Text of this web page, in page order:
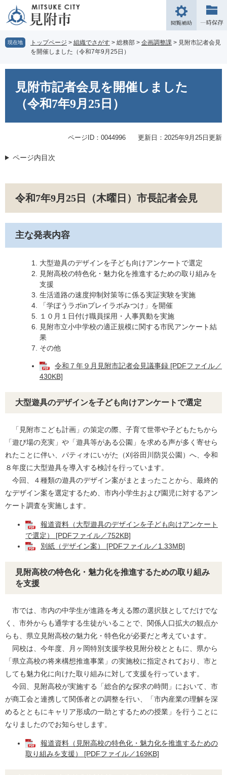
の
先
で
ー
を
ば
へ
閲
覧
補
現在地 トップページ > 組織でさがす > 総務部 > 企画調整課 > 見附市記者会見
を開催しました（令和7年9月25日）
見附市記者会見を開催しました
（令和7年9月25日）
ページID：0044996 更新日：2025年9月25日更新
ページ内目次
令和7年9月25日（木曜日）市長記者会見
主な発表内容
大型遊具のデザインを子ども向けアンケートで選定
見附高校の特色化・魅力化を推進するための取り組みを
支援
生活道路の速度抑制対策等に係る実証実験を実施
「学ぼうラボinプレイラボみつけ」を開催
１０月１日付け職員採用・人事異動を実施
見附市立小中学校の適正規模に関する市民アンケート結
果
その他
令和７年９月見附市記者会見議事録 [PDFファイル／
430KB]
大型遊具のデザインを子ども向けアンケートで選定
「見附市こども計画」の策定の際、子育て世帯や子どもたちから
「遊び場の充実」や「遊具等がある公園」を求める声が多く寄せら
れたことに伴い、パティオにいがた（刈谷田川防災公園）へ、令和
８年度に大型遊具を導入する検討を行っています。
​ 今回、４種類の遊具のデザイン案がまとまったことから、最終的
なデザイン案を選定するため、市内小学生および園児に対するアン
ケート調査を実施します。
報道資料（大型遊具のデザインを子ども向けアンケート
で選定） [PDFファイル／752KB]
別紙（デザイン案） [PDFファイル／1.33MB]
見附高校の特色化・魅力化を推進するための取り組み
を支援
市では、市内の中学生が進路を考える際の選択肢としてだけでな
く、市外からも通学する生徒がいることで、関係人口拡大の観点か
らも、県立見附高校の魅力化・特色化が必要だと考えています。
同校は、今年度、月ヶ岡特別支援学校見附分校とともに、県から
「県立高校の将来構想推進事業」の実施校に指定されており、市と
しても魅力化に向けた取り組みに対して支援を行っています。
今回、見附高校が実施する「総合的な探求の時間」において、市
が商工会と連携して関係者との調整を行い、「市内産業の理解を深
めるとともにキャリア形成の一助とするための授業」を行うことに
なりましたのでお知らせします。​
報道資料（見附高校の特色化・魅力化を推進するための
取り組みを支援） [PDFファイル／169KB]